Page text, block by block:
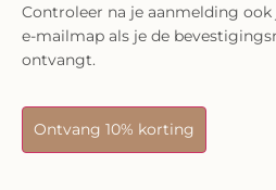
Controleer na je aanmelding
e-mailmap als je de
ontvangt.
Ontvang 10% korting